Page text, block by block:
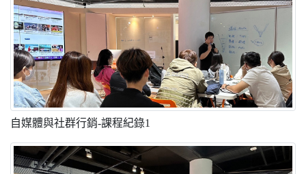
自媒體與社群行銷-課程紀錄1